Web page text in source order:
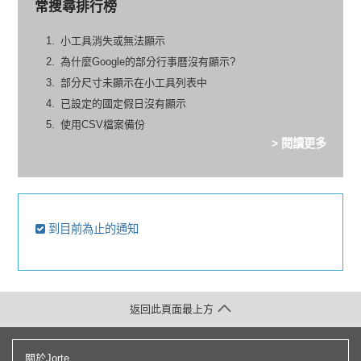
常搜尋排行榜
小工具消失或無法顯示
為什麼Google的部分行事曆沒有顯示?
部分尺寸未顯示在小工具列表中
已設定的國定假日沒有顯示
使用CSV檔案備份
> 閱讀更多
到目前為止的通知
關於Jorte
返回此頁面最上方